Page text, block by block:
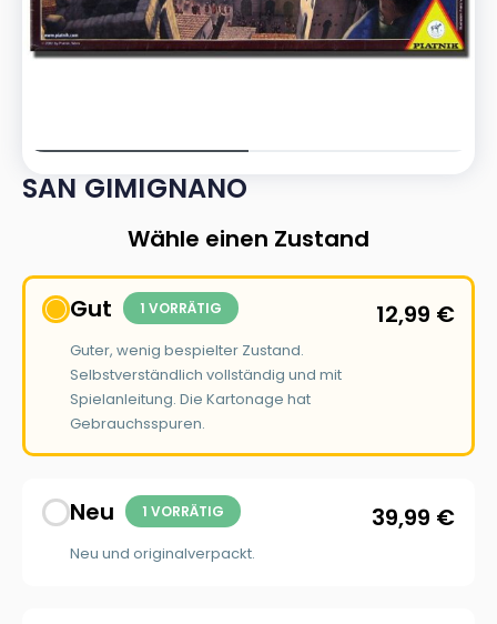
SAN GIMIGNANO
Wähle einen Zustand
Gut 1 VORRÄTIG
Guter, wenig bespielter Zustand.
Selbstverständlich vollständig und mit
Spielanleitung. Die Kartonage hat
Gebrauchsspuren.
12,99 €
Neu 1 VORRÄTIG
Neu und originalverpackt.
39,99 €